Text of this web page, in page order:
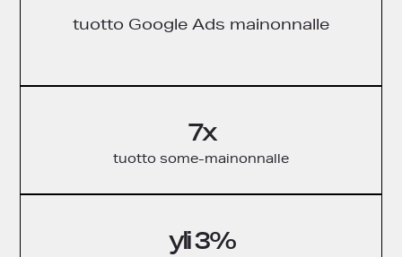
tuotto Google Ads mainonnalle
7x
tuotto some-mainonnalle
yli 3%